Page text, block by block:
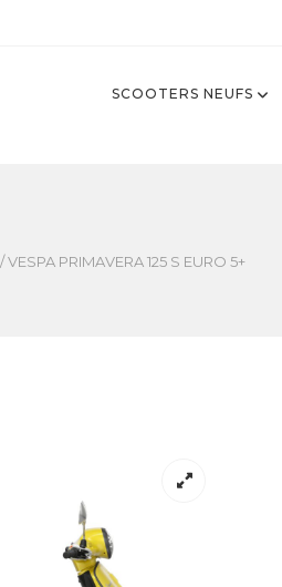
SCOOTERS NEUFS
/VESPA PRIMAVERA 125 S EURO 5+